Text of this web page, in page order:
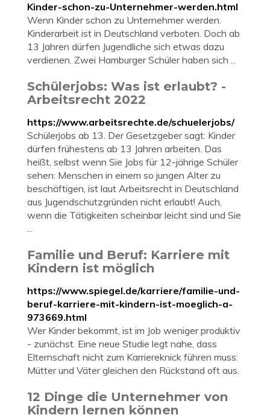
Kinder-schon-zu-Unternehmer-werden.html
Wenn Kinder schon zu Unternehmer werden.
Kinderarbeit ist in Deutschland verboten. Doch ab
13 Jahren dürfen Jugendliche sich etwas dazu
verdienen. Zwei Hamburger Schüler haben sich ...
Schülerjobs: Was ist erlaubt? -
Arbeitsrecht 2022
https://www.arbeitsrechte.de/schuelerjobs/
Schülerjobs ab 13. Der Gesetzgeber sagt: Kinder
dürfen frühestens ab 13 Jahren arbeiten. Das
heißt, selbst wenn Sie Jobs für 12-jährige Schüler
sehen: Menschen in einem so jungen Alter zu
beschäftigen, ist laut Arbeitsrecht in Deutschland
aus Jugendschutzgründen nicht erlaubt! Auch,
wenn die Tätigkeiten scheinbar leicht sind und Sie
...
Familie und Beruf: Karriere mit
Kindern ist möglich
https://www.spiegel.de/karriere/familie-und-
beruf-karriere-mit-kindern-ist-moeglich-a-
973669.html
Wer Kinder bekommt, ist im Job weniger produktiv
- zunächst. Eine neue Studie legt nahe, dass
Elternschaft nicht zum Karriereknick führen muss:
Mütter und Väter gleichen den Rückstand oft aus.
12 Dinge die Unternehmer von
Kindern lernen können